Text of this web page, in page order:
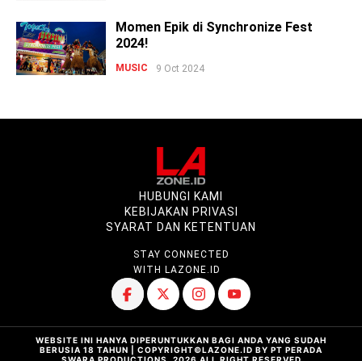
Momen Epik di Synchronize Fest
2024!
MUSIC 9 Oct 2024
HUBUNGI KAMI
KEBIJAKAN PRIVASI
SYARAT DAN KETENTUAN
STAY CONNECTED
WITH LAZONE.ID
WEBSITE INI HANYA DIPERUNTUKKAN BAGI ANDA YANG SUDAH
BERUSIA 18 TAHUN | COPYRIGHT©LAZONE.ID BY PT PERADA